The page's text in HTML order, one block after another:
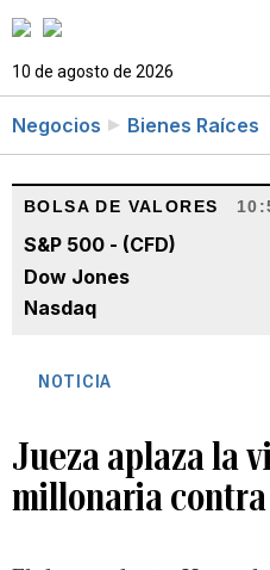
10 de agosto de 2026
Negocios Bienes Raíces
BOLSA DE VALORES
S&P 500 - (CFD)
Dow Jones
Nasdaq
NOTICIA
Jueza aplaza la
millonaria